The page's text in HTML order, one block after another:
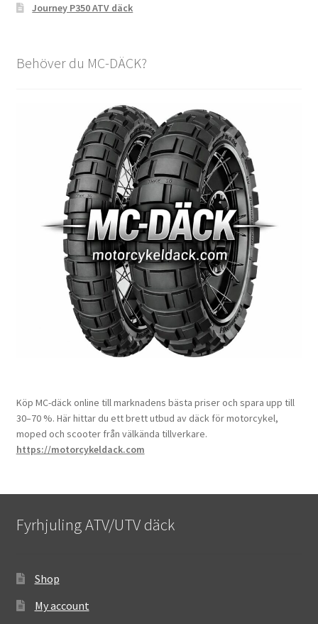
Journey P350 ATV däck
Behöver du MC-DÄCK?
Köp MC-däck online till marknadens bästa priser och spara upp till
30–70 %. Här hittar du ett brett utbud av däck för motorcykel,
moped och scooter från välkända tillverkare.
https://motorcykeldack.com
Fyrhjuling ATV/UTV däck
Shop
My account